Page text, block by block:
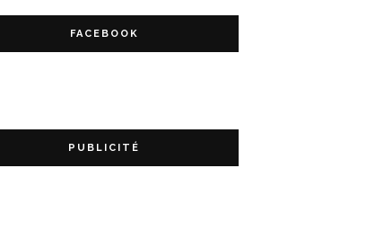
FACEBOOK
PUBLICITÉ